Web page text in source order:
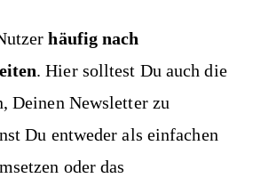
häufig nach
. Hier solltest Du auch die
Deinen Newsletter zu
Du entweder als einfachen
oder das